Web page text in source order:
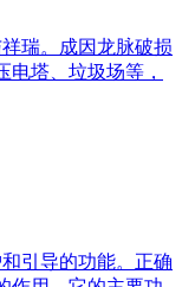
瑞。成因龙脉破损
塔、垃圾场等，
引导的功能。正确